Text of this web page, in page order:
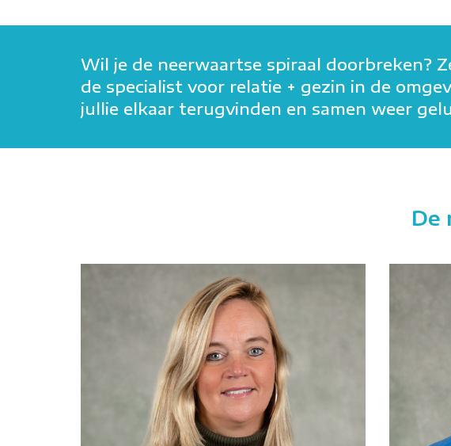
Wil je de neerwaartse spiraal doorbreken?
de specialist voor relatie + gezin in de
jullie elkaar terugvinden en samen weer
De